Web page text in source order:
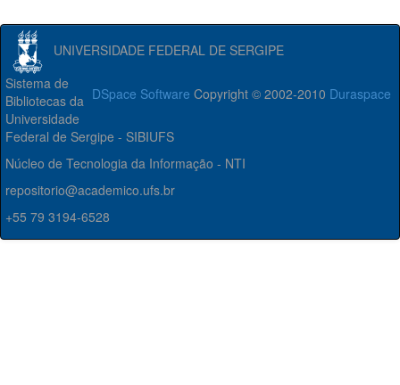
UNIVERSIDADE FEDERAL DE SERGIPE
DSpace Software Copyright © 2002-2010 Duraspace
Sistema de
Bibliotecas da
Universidade
Federal de Sergipe - SIBIUFS
Núcleo de Tecnologia da Informação - NTI
repositorio@academico.ufs.br
+55 79 3194-6528